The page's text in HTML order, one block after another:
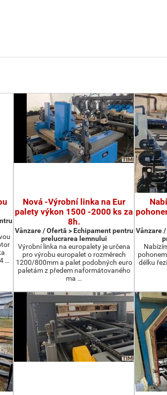
…
Nová -Výrobní linka na Eur
palety výkon 1500 -2000 ks za
8h.
Vânzare / Ofertă > Echipament pentru
prelucrarea lemnului
Výrobní linka na europalety je určena
pro výrobu europalet o rozměrech
1200/800mm a palet podobných euro
paletám z předem naformátovaného
ma …
Vânzare
délku